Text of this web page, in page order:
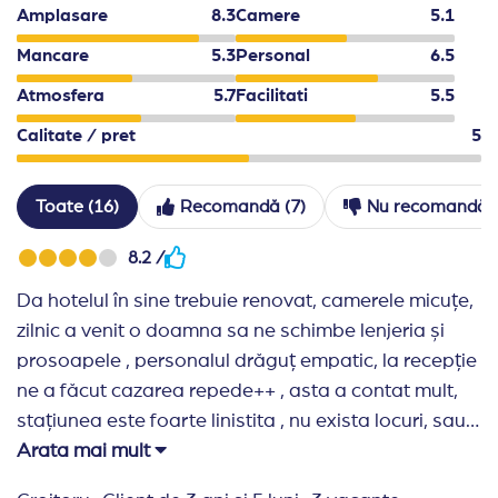
Amplasare
8.3Camere 5.1
Mancare 5.3Personal 6.5
Atmosfera 5.7Facilitati 5.5
Calitate / pret 5
Toate (16) Recomandă (7) Nu recomandă
8.2 /
Da hotelul în sine trebuie renovat, camerele micuțe,
zilnic a venit o doamna sa ne schimbe lenjeria și
prosoapele , personalul drăguț empatic, la recepție
ne a făcut cazarea repede++ , asta a contat mult,
stațiunea este foarte linistita , nu exista locuri, sau
taverne sa poți manca , noi am avut all inclusiv , nu
Arata mai mult